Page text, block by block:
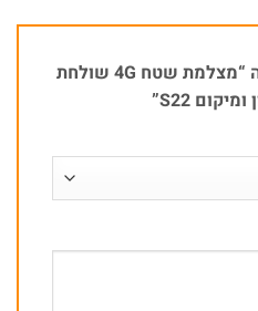
היה הראשון לכתוב סקירה “מצלמת שטח 4G שולחת